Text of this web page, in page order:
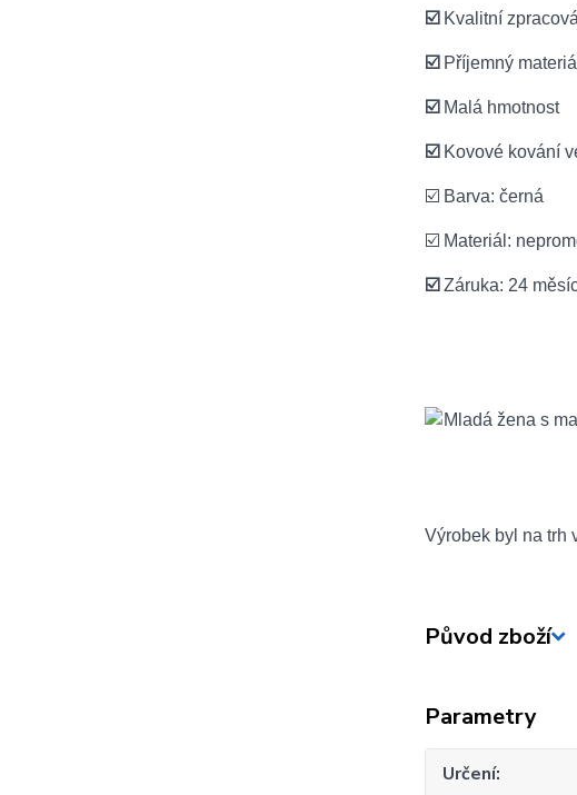
☑️ Kvalitní
☑️ Příjemný
☑️ Malá hmotnost
☑️ Kovové kování
☑️ Barva: černá
☑️ Materiál:
☑️ Záruka: 24
Výrobek byl na trh
Původ zboží
Parametry
Určení